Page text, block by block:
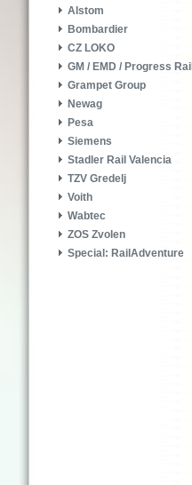
Alstom
Bombardier
CZ LOKO
GM / EMD / Progress Rail
Grampet Group
Newag
Pesa
Siemens
Stadler Rail Valencia
TZV Gredelj
Voith
Wabtec
ZOS Zvolen
Special: RailAdventure